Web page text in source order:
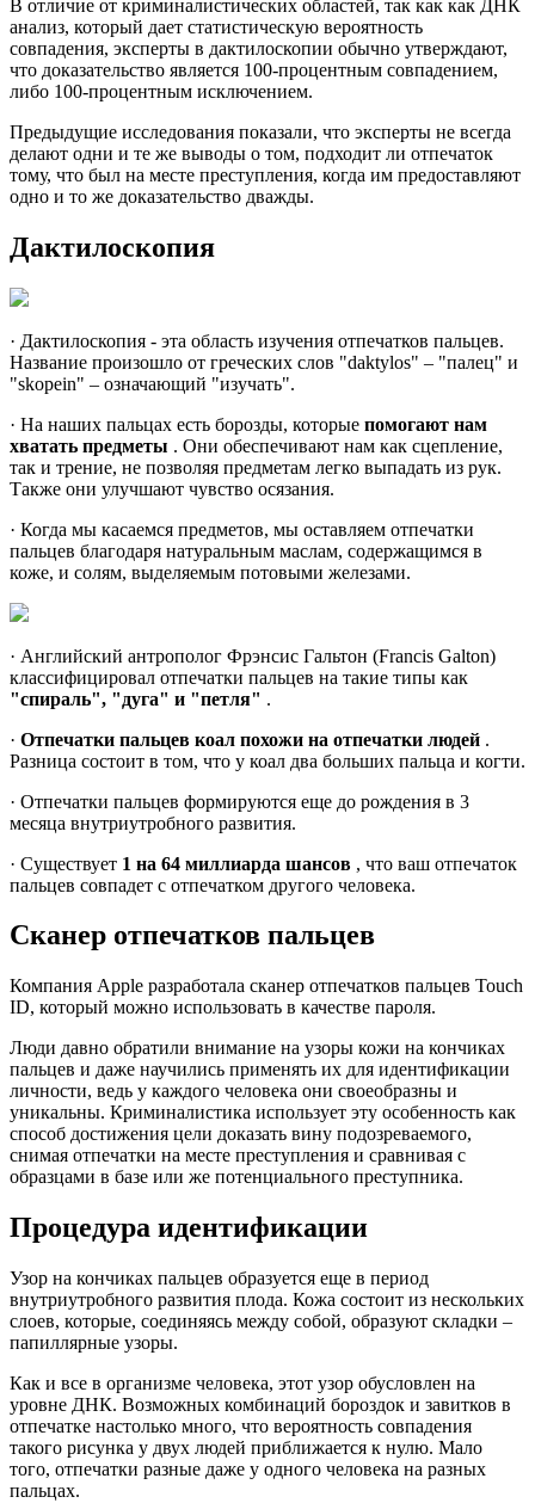
В отличие от криминалистических областей, так как как ДНК
анализ, который дает статистическую вероятность
совпадения, эксперты в дактилоскопии обычно утверждают,
что доказательство является 100-процентным совпадением,
либо 100-процентным исключением.
Предыдущие исследования показали, что эксперты не всегда
делают одни и те же выводы о том, подходит ли отпечаток
тому, что был на месте преступления, когда им предоставляют
одно и то же доказательство дважды.
Дактилоскопия
· Дактилоскопия - эта область изучения отпечатков пальцев.
Название произошло от греческих слов "daktylos" – "палец" и
"skopein" – означающий "изучать".
· На наших пальцах есть борозды, которые помогают нам
хватать предметы . Они обеспечивают нам как сцепление,
так и трение, не позволяя предметам легко выпадать из рук.
Также они улучшают чувство осязания.
· Когда мы касаемся предметов, мы оставляем отпечатки
пальцев благодаря натуральным маслам, содержащимся в
коже, и солям, выделяемым потовыми железами.
· Английский антрополог Фрэнсис Гальтон (Francis Galton)
классифицировал отпечатки пальцев на такие типы как
"спираль", "дуга" и "петля" .
· Отпечатки пальцев коал похожи на отпечатки людей .
Разница состоит в том, что у коал два больших пальца и когти.
· Отпечатки пальцев формируются еще до рождения в 3
месяца внутриутробного развития.
· Существует 1 на 64 миллиарда шансов , что ваш отпечаток
пальцев совпадет с отпечатком другого человека.
Сканер отпечатков пальцев
Компания Apple разработала сканер отпечатков пальцев Touch
ID, который можно использовать в качестве пароля.
Люди давно обратили внимание на узоры кожи на кончиках
пальцев и даже научились применять их для идентификации
личности, ведь у каждого человека они своеобразны и
уникальны. Криминалистика использует эту особенность как
способ достижения цели доказать вину подозреваемого,
снимая отпечатки на месте преступления и сравнивая с
образцами в базе или же потенциального преступника.
Процедура идентификации
Узор на кончиках пальцев образуется еще в период
внутриутробного развития плода. Кожа состоит из нескольких
слоев, которые, соединяясь между собой, образуют складки –
папиллярные узоры.
Как и все в организме человека, этот узор обусловлен на
уровне ДНК. Возможных комбинаций бороздок и завитков в
отпечатке настолько много, что вероятность совпадения
такого рисунка у двух людей приближается к нулю. Мало
того, отпечатки разные даже у одного человека на разных
пальцах.